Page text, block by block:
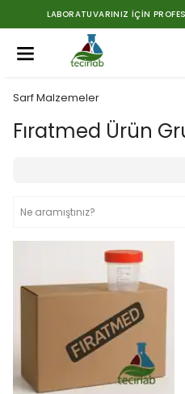
LABORATUVARINIZ İÇIN
Sarf Malzemeler
Fıratmed Ürün